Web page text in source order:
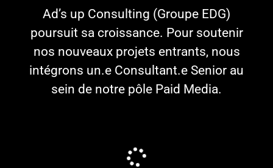
Ad’s up Consulting (Groupe EDG)
poursuit sa croissance. Pour soutenir
nos nouveaux projets entrants, nous
intégrons un.e Consultant.e Senior au
sein de notre pôle Paid Media.